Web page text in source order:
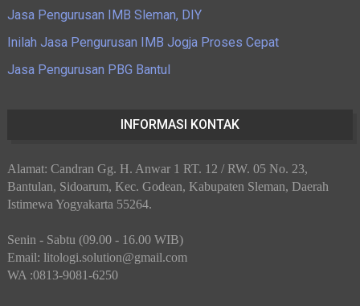
Jasa Pengurusan IMB Sleman, DIY
Inilah Jasa Pengurusan IMB Jogja Proses Cepat
Jasa Pengurusan PBG Bantul
INFORMASI KONTAK
Alamat: Candran Gg. H. Anwar 1 RT. 12 / RW. 05 No. 23,
Bantulan, Sidoarum, Kec. Godean, Kabupaten Sleman, Daerah
Istimewa Yogyakarta 55264.
Senin - Sabtu (09.00 - 16.00 WIB)
Email: litologi.solution@gmail.com
WA :0813-9081-6250